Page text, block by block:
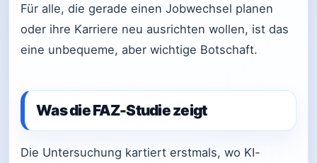
Für alle, die gerade einen Jobwechsel planen
oder ihre Karriere neu ausrichten wollen, ist das
eine unbequeme, aber wichtige Botschaft.
Was die FAZ-Studie zeigt
Die Untersuchung kartiert erstmals, wo KI-